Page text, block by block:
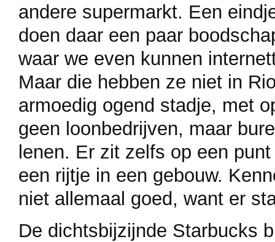
andere supermarkt. Een
doen daar een paar
waar we even kunnen
Maar die hebben ze niet in
armoedig ogend stadje, met
geen loonbedrijven, maar
lenen. Er zit zelfs op een
een rijtje in een gebouw.
niet allemaal goed, want er
De dichtsbijzijnde Starbucks